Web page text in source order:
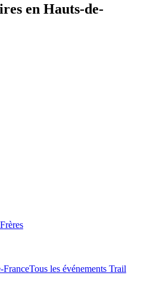
en Hauts-de-
FranceTous les événements Trail